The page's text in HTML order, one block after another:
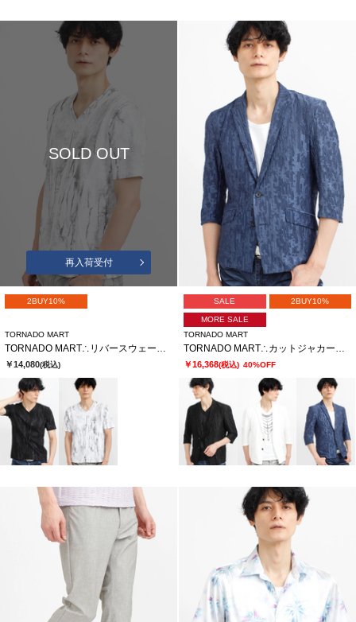
SOLD OUT
再入荷受付
2BUY10%
TORNADO MART
TORNADO MART∴リバースウェーブシームVネック半袖カットソー
￥14,080(税込)
SALE 2BUY10%
MORE SALE
TORNADO MART
TORNADO MART∴カットジャカード7分袖ジャケット
￥16,368(税込) 40%OFF